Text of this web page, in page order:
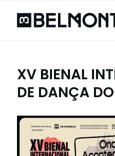
XV BIENAL
DE DANÇA